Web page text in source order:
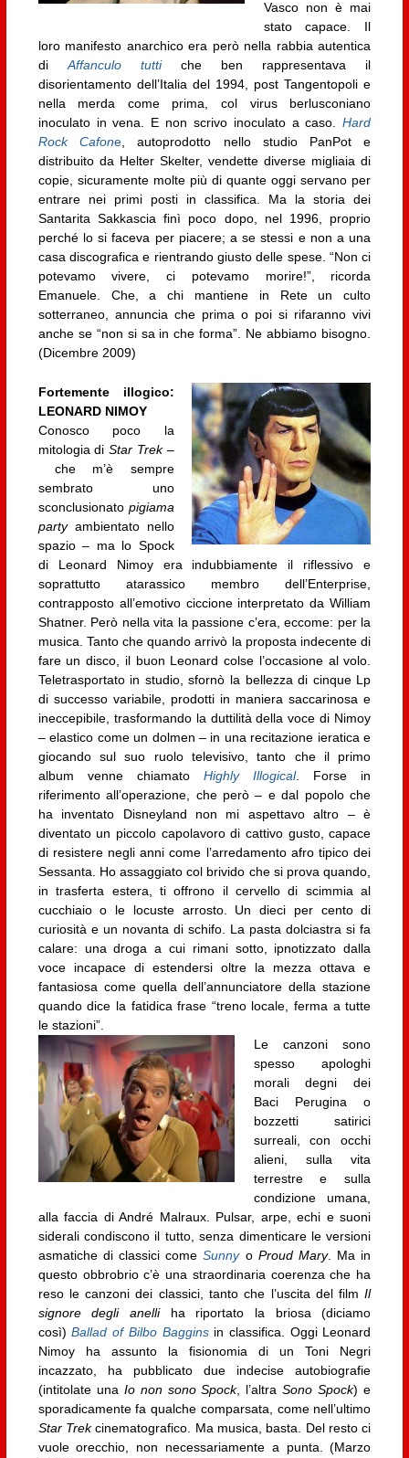
Vasco non è mai
stato capace. Il
loro manifesto anarchico era però nella rabbia autentica
di Affanculo tuttiche ben rappresentava il
disorientamento dell’Italia del 1994, post Tangentopoli e
nella merda come prima, col virus berlusconiano
inoculato in vena. E non scrivo inoculato a caso.Hard
Rock Cafone, autoprodotto nello studio PanPot e
distribuito da Helter Skelter, vendette diverse migliaia di
copie, sicuramente molte più di quante oggi servano per
entrare nei primi posti in classifica. Ma la storia dei
Santarita Sakkascia finì poco dopo, nel 1996, proprio
perché lo si faceva per piacere; a se stessi e non a una
casa discografica e rientrando giusto delle spese. “Non ci
potevamo vivere, ci potevamo morire!”, ricorda
Emanuele. Che, a chi mantiene in Rete un culto
sotterraneo, annuncia che prima o poi si rifaranno vivi
anche se “non si sa in che forma”. Ne abbiamo bisogno.
(Dicembre 2009)
Fortemente illogico:
LEONARD NIMOY
Conosco poco la
mitologia diStar Trek–
che m’è sempre
sembrato uno
sconclusionato pigiama
partyambientato nello
spazio – ma lo Spock
di Leonard Nimoy era indubbiamente il riflessivo e
soprattutto atarassico membro dell’Enterprise,
contrapposto all’emotivo ciccione interpretato da William
Shatner. Però nella vita la passione c’era, eccome: per la
musica. Tanto che quando arrivò la proposta indecente di
fare un disco, il buon Leonard colse l’occasione al volo.
Teletrasportato in studio, sfornò la bellezza di cinque Lp
di successo variabile, prodotti in maniera saccarinosa e
ineccepibile, trasformando la duttilità della voce di Nimoy
– elastico come un dolmen – in una recitazione ieratica e
giocando sul suo ruolo televisivo, tanto che il primo
album venne chiamato Highly Illogical. Forse in
riferimento all’operazione, che però – e dal popolo che
ha inventato Disneyland non mi aspettavo altro – è
diventato un piccolo capolavoro di cattivo gusto, capace
di resistere negli anni come l’arredamento afro tipico dei
Sessanta. Ho assaggiato col brivido che si prova quando,
in trasferta estera, ti offrono il cervello di scimmia al
cucchiaio o le locuste arrosto. Un dieci per cento di
curiosità e un novanta di schifo. La pasta dolciastra si fa
calare: una droga a cui rimani sotto, ipnotizzato dalla
voce incapace di estendersi oltre la mezza ottava e
fantasiosa come quella dell’annunciatore della stazione
quando dice la fatidica frase “treno locale, ferma a tutte
le stazioni”.
Le canzoni sono
spesso apologhi
morali degni dei
Baci Perugina o
bozzetti satirici
surreali, con occhi
alieni, sulla vita
terrestre e sulla
condizione umana,
alla faccia di André Malraux. Pulsar, arpe, echi e suoni
siderali condiscono il tutto, senza dimenticare le versioni
asmatiche di classici comeSunnyo Proud Mary. Ma in
questo obbrobrio c’è una straordinaria coerenza che ha
reso le canzoni dei classici, tanto che l’uscita del filmIl
signore degli anelliha riportato la briosa (diciamo
così)Ballad of Bilbo Bagginsin classifica. Oggi Leonard
Nimoy ha assunto la fisionomia di un Toni Negri
incazzato, ha pubblicato due indecise autobiografie
(intitolate una Io non sono Spock, l’altraSono Spock) e
sporadicamente fa qualche comparsata, come nell’ultimo
Star Trekcinematografico. Ma musica, basta. Del resto ci
vuole orecchio, non necessariamente a punta. (Marzo